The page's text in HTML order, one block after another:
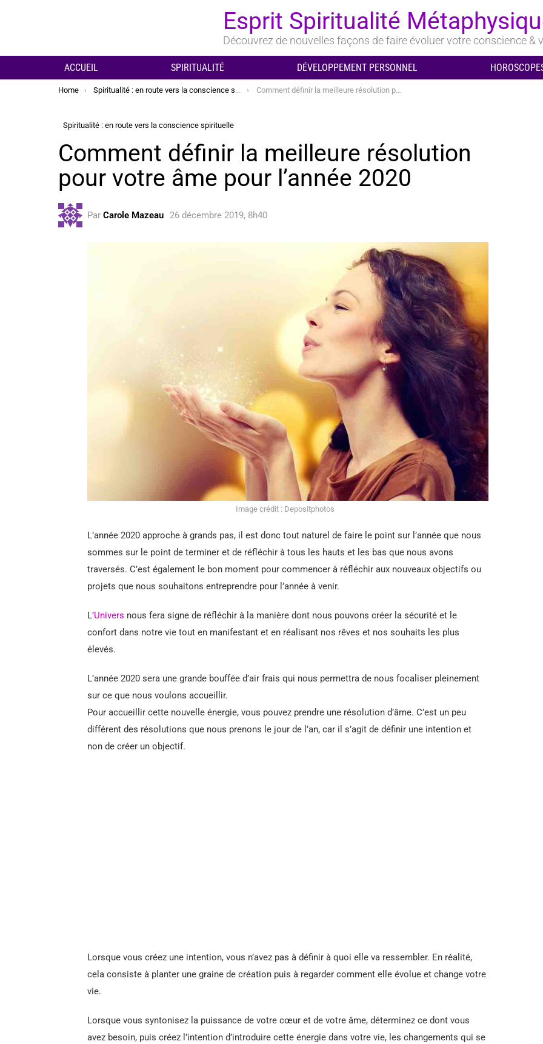
Esprit Spiritualité
Découvrez de nouvelles façons de faire évoluer votre conscience &
ACCUEIL SPIRITUALITÉ DÉVELOPPEMENT PERSONNEL
You are here:
Home Spiritualité : en route vers la conscience spirituelle Comment définir la meilleure résolution pour votre âme pour l’année 2020
Spiritualité : en route vers la conscience spirituelle
Comment définir la meilleure résolution
pour votre âme pour l’année 2020
Par Carole Mazeau 26 décembre 2019, 8h40
Image crédit : Depositphotos
L’année 2020 approche à grands pas, il est donc tout naturel de faire le point sur l’année que nous
sommes sur le point de terminer et de réfléchir à tous les hauts et les bas que nous avons
traversés. C’est également le bon moment pour commencer à réfléchir aux nouveaux objectifs ou
projets que nous souhaitons entreprendre pour l’année à venir.
L’Univers nous fera signe de réfléchir à la manière dont nous pouvons créer la sécurité et le
confort dans notre vie tout en manifestant et en réalisant nos rêves et nos souhaits les plus
élevés.
L’année 2020 sera une grande bouffée d’air frais qui nous permettra de nous focaliser pleinement
sur ce que nous voulons accueillir.
Pour accueillir cette nouvelle énergie, vous pouvez prendre une résolution d’âme. C’est un peu
différent des résolutions que nous prenons le jour de l’an, car il s’agit de définir une intention et
non de créer un objectif.
Lorsque vous créez une intention, vous n’avez pas à définir à quoi elle va ressembler. En réalité,
cela consiste à planter une graine de création puis à regarder comment elle évolue et change votre
vie.
Lorsque vous syntonisez la puissance de votre cœur et de votre âme, déterminez ce dont vous
avez besoin, puis créez l’intention d’introduire cette énergie dans votre vie, les changements qui se